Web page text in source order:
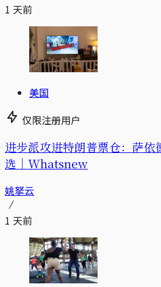
1 天前
美国
仅限注册用户
进步派攻进特朗普票仓：萨依
选｜Whatsnew
姚拏云
1 天前